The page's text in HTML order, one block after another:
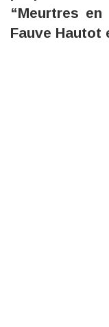
“Meurtres
Fauve Hautot